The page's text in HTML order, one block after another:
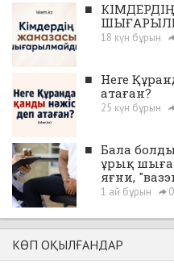
■
18 күн бұрын
■ Неге
атаған?
25 күн бұрын
■ Бала
ұрық
яғни,
1 ай бұрын 0
КӨП ОҚЫЛҒАНДАР